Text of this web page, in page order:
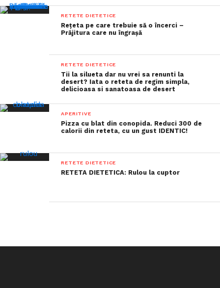
RETETE DIETETICE
Rețeta pe care trebuie să o încerci –
Prăjitura care nu îngrașă
RETETE DIETETICE
Tii la silueta dar nu vrei sa renunti la
desert? Iata o reteta de regim simpla,
delicioasa si sanatoasa de desert
APERITIVE
Pizza cu blat din conopida. Reduci 300 de
calorii din reteta, cu un gust IDENTIC!
RETETE DIETETICE
RETETA DIETETICA: Rulou la cuptor